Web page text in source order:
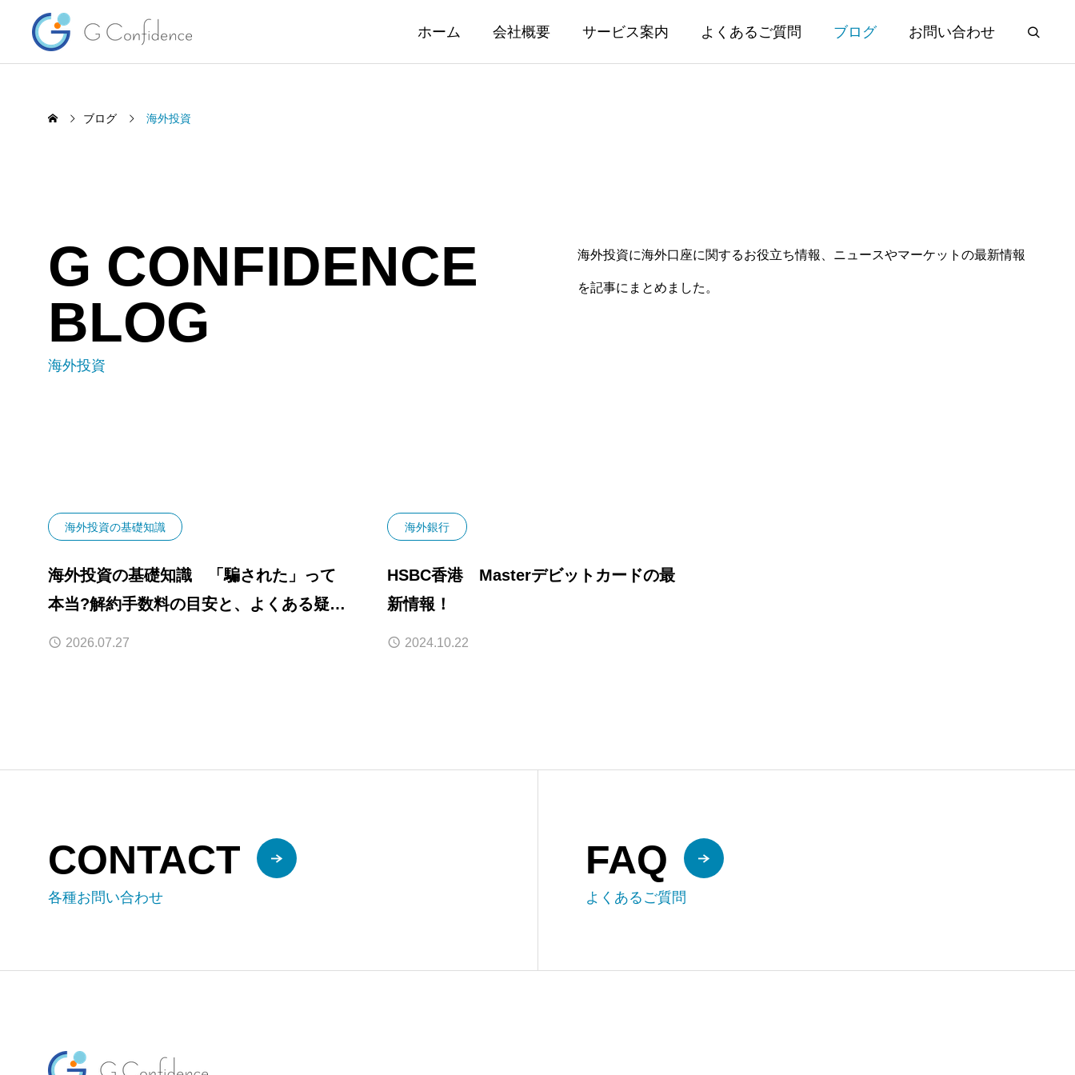
ホーム 会社概要 サービス案内 よくあるご質問 ブログ お問い合わせ
HSBC香港 規約変更で気になる
「口座凍結・閉鎖」を簡単解説
2026.08.07
海外投資の基礎知識 インベスタ
マーケット情報 28年ぶり日米協
ブログ 海外投資
G CONFIDENCE
BLOG
海外投資
海外投資に海外口座に関するお役立ち情報、ニュースやマーケットの最新情報
を記事にまとめました。
海外投資の基礎知識
海外投資の基礎知識 「騙された」って
本当?解約手数料の目安と、よくある疑問
まとめ
2026.07.27
海外銀行
HSBC香港 Masterデビットカードの最
新情報！
2024.10.22
CONTACT
各種お問い合わせ
FAQ
よくあるご質問